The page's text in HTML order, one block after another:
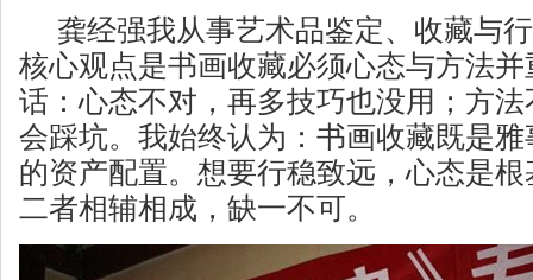
龚经强我从事艺术品鉴定、收藏与
核心观点是‌书画收藏必须心态与方法并
话：心态不对，再多技巧也没用；方
会踩坑。 我始终认为：书画收藏既是
的资产配置。想要行稳致远，心态是根
二者相辅相成，缺一不可。